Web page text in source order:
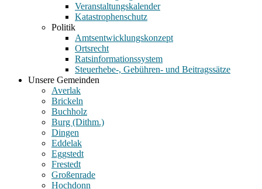
Veranstaltungskalender
Katastrophenschutz
Politik
Amtsentwicklungskonzept
Ortsrecht
Ratsinformationssystem
Steuerhebe-, Gebühren- und Beitragssätze
Unsere Gemeinden
Averlak
Brickeln
Buchholz
Burg (Dithm.)
Dingen
Eddelak
Eggstedt
Frestedt
Großenrade
Hochdonn